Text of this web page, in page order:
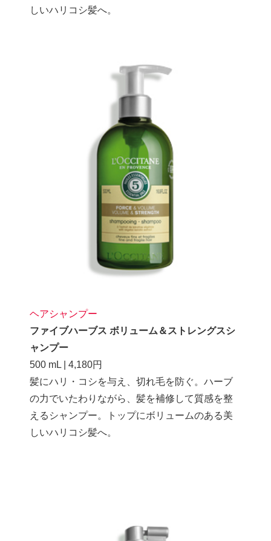
しいハリコシ髪へ。
ヘアシャンプー
ファイブハーブス ボリューム＆ストレングスシ
ャンプー
500 mL | 4,180円
髪にハリ・コシを与え、切れ毛を防ぐ。ハーブ
の力でいたわりながら、髪を補修して質感を整
えるシャンプー。トップにボリュームのある美
しいハリコシ髪へ。